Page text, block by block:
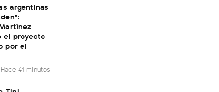
argentinas
el proyecto
por el
Hace 41 minutos